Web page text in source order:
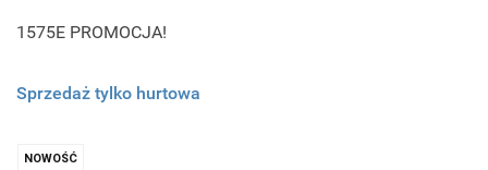
1575E PROMOCJA!
Sprzedaż tylko hurtowa
NOWOŚĆ